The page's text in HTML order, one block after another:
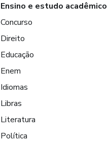
Ensino e estudo acadêmico
Concurso
Direito
Educação
Enem
Idiomas
Libras
Literatura
Política